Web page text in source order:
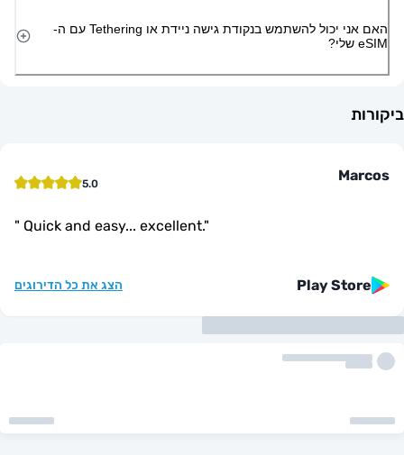
האם אני יכול להשתמש בנקודת גישה ניידת או Tethering עם ה-
"Quick and easy... excellent.
Play הצג את כל הדירוגים